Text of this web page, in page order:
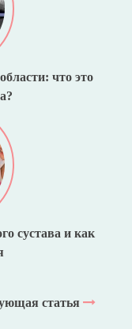
что это
сустава и как
статья